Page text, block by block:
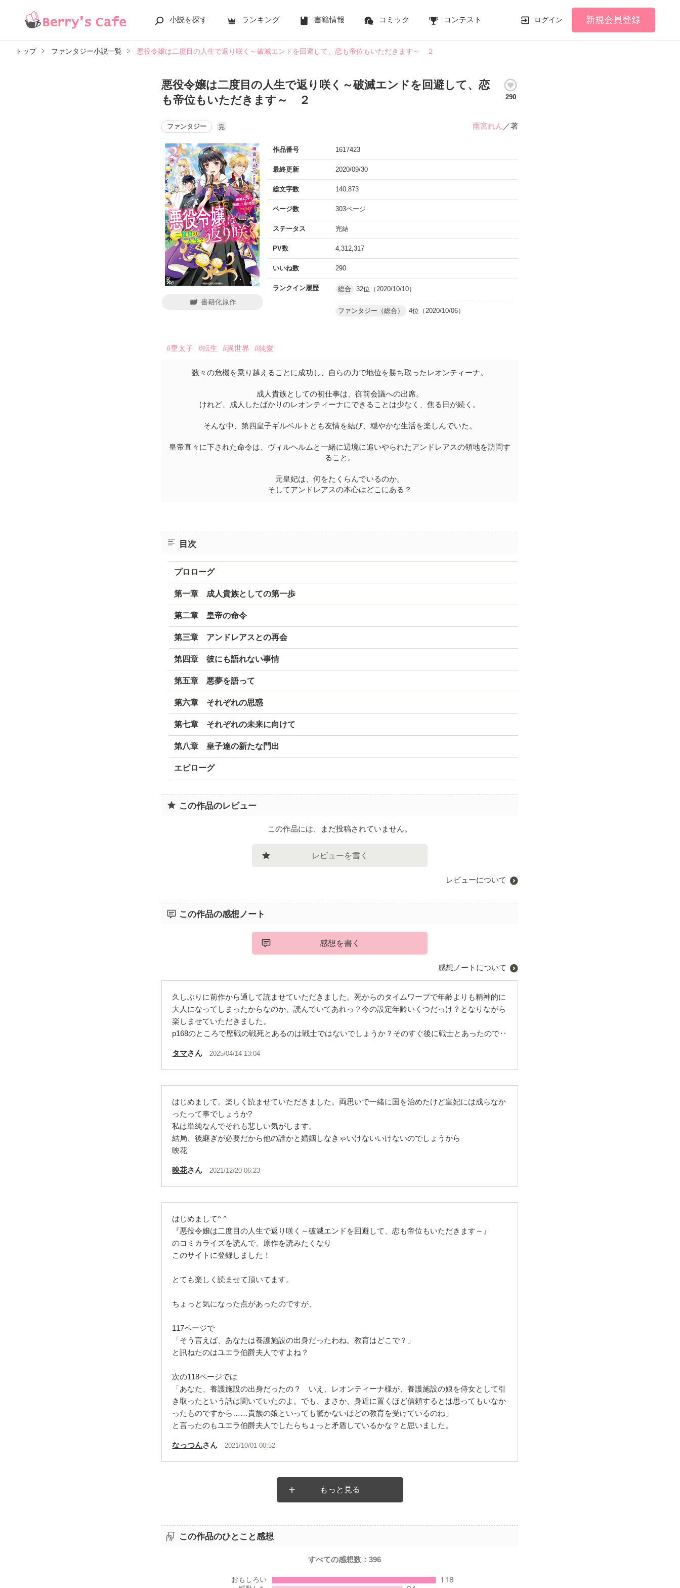
小説を探す ランキング 書籍情報 コミック コンテスト ログイン 新規会員登録
トップ ファンタジー小説一覧 悪役令嬢は二度目の人生で返り咲く～破滅エンドを回避して、恋も帝位もいただきます～ ２
悪役令嬢は二度目の人生で返り咲く～破滅エンドを回避して、恋
も帝位もいただきます～ ２
290
ファンタジー 完 雨宮れん ／著
書籍化原作
作品番号 1617423
最終更新 2020/09/30
総文字数 140,873
ページ数 303ページ
ステータス 完結
PV数 4,312,317
いいね数 290
ランクイン履歴 総合 32位（2020/10/10）
ファンタジー（総合） 4位（2020/10/06）
#皇太子 #転生 #異世界 #純愛
数々の危機を乗り越えることに成功し、自らの力で地位を勝ち取ったレオンティーナ。
成人貴族としての初仕事は、御前会議への出席。
けれど、成人したばかりのレオンティーナにできることは少なく、焦る日が続く。
そんな中、第四皇子ギルベルトとも友情を結び、穏やかな生活を楽しんでいた。
皇帝直々に下された命令は、ヴィルヘルムと一緒に辺境に追いやられたアンドレアスの領地を訪問す
ること。
元皇妃は、何をたくらんでいるのか。
そしてアンドレアスの本心はどこにある？
目次
プロローグ
第一章 成人貴族としての第一歩
第二章 皇帝の命令
第三章 アンドレアスとの再会
第四章 彼にも語れない事情
第五章 悪夢を語って
第六章 それぞれの思惑
第七章 それぞれの未来に向けて
第八章 皇子達の新たな門出
エピローグ
この作品のレビュー
この作品には、まだ投稿されていません。
レビューを書く
レビューについて
この作品の感想ノート
感想を書く
感想ノートについて
久しぶりに前作から通して読ませていただきました。死からのタイムワープで年齢よりも精神的に
大人になってしまったからなのか、読んでいてあれっ？今の設定年齢いくつだっけ？となりながら
楽しませていただきました。
p168のところで歴戦の戦死とあるのは戦士ではないでしょうか？そのすぐ後に戦士とあったので‥
タマさん 2025/04/14 13:04
はじめまして。楽しく読ませていただきました。両思いで一緒に国を治めたけど皇妃には成らなか
ったって事でしょうか?
私は単純なんでそれも悲しい気がします。
結局、後継ぎが必要だから他の誰かと婚姻しなきゃいけないいけないのでしょうから
映花
映花さん 2021/12/20 06:23
はじめまして^ ^
『悪役令嬢は二度目の人生で返り咲く～破滅エンドを回避して、恋も帝位もいただきます～』
のコミカライズを読んで、原作を読みたくなり
このサイトに登録しました！
とても楽しく読ませて頂いてます。
ちょっと気になった点があったのですが、
117ページで
「そう言えば、あなたは養護施設の出身だったわね。教育はどこで？」
と訊ねたのはユエラ伯爵夫人ですよね？
次の118ページでは
「あなた、養護施設の出身だったの？ いえ、レオンティーナ様が、養護施設の娘を侍女として引
き取ったという話は聞いていたのよ。でも、まさか、身近に置くほど信頼するとは思ってもいなか
ったものですから……貴族の娘といっても驚かないほどの教育を受けているのね」
と言ったのもユエラ伯爵夫人でしたらちょっと矛盾しているかな？と思いました。
なっつんさん 2021/10/01 00:52
もっと見る
この作品のひとこと感想
すべての感想数：396